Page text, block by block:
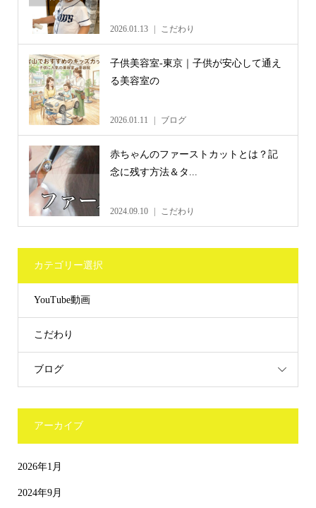
2026.01.13 こだわり
子供美容室-東京｜子供が安心して通え
る美容室の
2026.01.11 ブログ
赤ちゃんのファーストカットとは？記
念に残す方法＆タ...
2024.09.10 こだわり
カテゴリー選択
YouTube動画
こだわり
ブログ
アーカイブ
2026年1月
2024年9月